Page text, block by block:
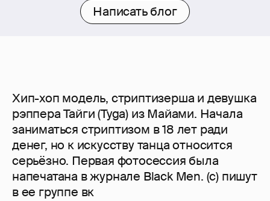
Написать блог
Хип-хоп модель, стриптизерша и девушка
рэппера Тайги (Tyga) из Майами. Начала
заниматься стриптизом в 18 лет ради
денег, но к искусству танца относится
серьёзно. Первая фотосессия была
напечатана в журнале Black Men. (c) пишут
в ее группе вк